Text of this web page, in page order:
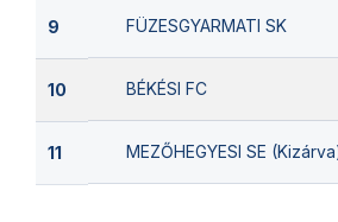
9 FÜZESGYARMATI SK
10 BÉKÉSI FC
11 MEZŐHEGYESI SE